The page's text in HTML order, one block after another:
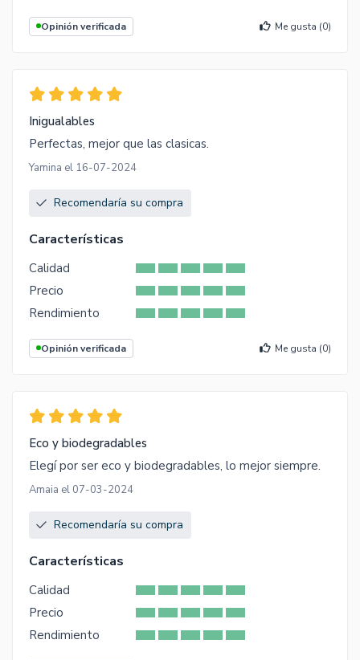
Opinión verificada Me gusta (0)
Inigualables
Perfectas, mejor que las clasicas.
Yamina el 16-07-2024
Recomendaría su compra
Características
Calidad
Precio
Rendimiento
Opinión verificada Me gusta (0)
Eco y biodegradables
Elegí por ser eco y biodegradables, lo mejor siempre.
Amaia el 07-03-2024
Recomendaría su compra
Características
Calidad
Precio
Rendimiento